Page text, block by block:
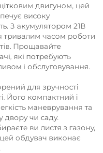
двигуном, цей
високу
З акумулятором 21В
тривалим часом роботи
Прощавайте
які потребують
і обслуговування.
для зручності
Його компактний і
маневрування та
чи саду.
ви листя з газону,
цей обдувач виконає